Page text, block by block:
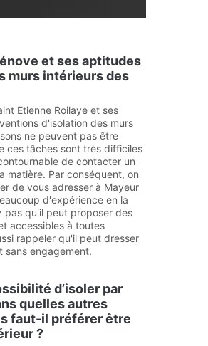
et ses aptitudes
murs intérieurs des
Etienne Roilaye et ses
d'isolation des murs
ne peuvent pas être
ces tâches sont très difficiles
de contacter un
matière. Par conséquent, on
de vous adresser à Mayeur
d'expérience en la
pas qu'il peut proposer des
accessibles à toutes
rappeler qu'il peut dresser
sans engagement.
d’isoler par
quelles autres
faut-il préférer être
?